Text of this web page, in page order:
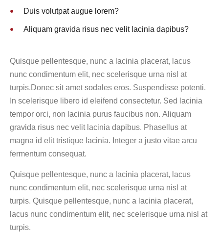
Duis volutpat augue lorem?
Aliquam gravida risus nec velit lacinia dapibus?
Quisque pellentesque, nunc a lacinia placerat, lacus
nunc condimentum elit, nec scelerisque urna nisl at
turpis.Donec sit amet sodales eros. Suspendisse potenti.
In scelerisque libero id eleifend consectetur. Sed lacinia
tempor orci, non lacinia purus faucibus non. Aliquam
gravida risus nec velit lacinia dapibus. Phasellus at
magna id elit tristique lacinia. Integer a justo vitae arcu
fermentum consequat.
Quisque pellentesque, nunc a lacinia placerat, lacus
nunc condimentum elit, nec scelerisque urna nisl at
turpis. Quisque pellentesque, nunc a lacinia placerat,
lacus nunc condimentum elit, nec scelerisque urna nisl at
turpis.